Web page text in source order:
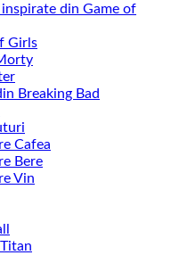
din Game of
Girls
Breaking Bad
Cafea
Bere
Vin